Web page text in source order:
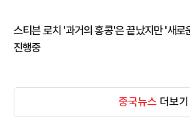
스티븐 로치 '과거의 홍콩'은 끝났지만 '새로
진행중
중국뉴스 더보기